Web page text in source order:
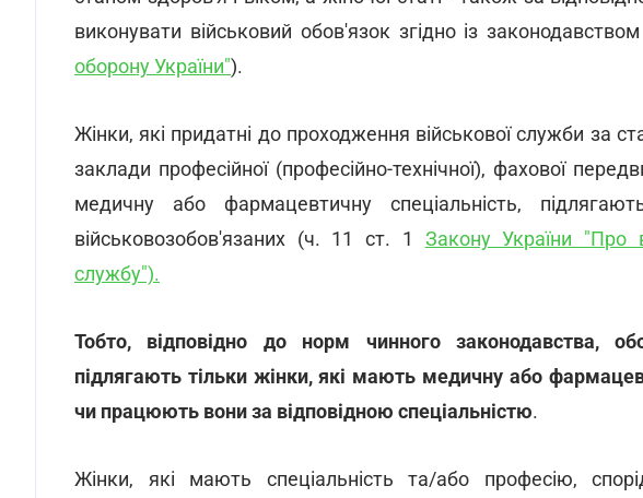
виконувати військовий обов'язок згідно із
оборону України").
Жінки, які придатні до проходження військової служби за
заклади професійної (професійно-технічної), фахової
медичну або фармацевтичну спеціальність,
військовозобов'язаних (ч. 11 ст. 1 Закону України "Про
службу").
Тобто, відповідно до норм чинного законодавства,
підлягають тільки жінки, які мають медичну або
чи працюють вони за відповідною спеціальністю.
Жінки, які мають спеціальність та/або професію,